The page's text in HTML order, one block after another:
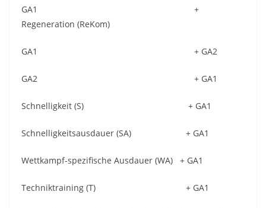
GA1 +
Regeneration (ReKom)
GA1 + GA2
GA2 + GA1
Schnelligkeit (S) + GA1
Schnelligkeitsausdauer (SA) + GA1
Wettkampf-spezifische Ausdauer (WA) + GA1
Techniktraining (T) + GA1